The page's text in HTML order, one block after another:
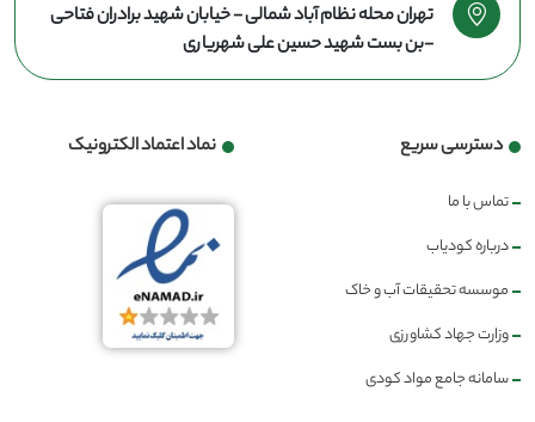
تهران محله نظام آباد شمالی - خیابان شهید برادران فتاحی
-بن بست شهید حسین علی شهریاری
دسترسی سریع
تماس با ما
درباره کودیاب
موسسه تحقیقات آب و خاک
وزارت جهاد کشاورزی
سامانه جامع مواد کودی
نماد اعتماد الکترونیک